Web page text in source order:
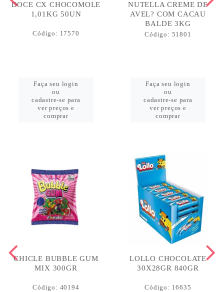
DOCE CX CHOCOMOLE
1,01KG 50UN
Código: 17570
Faça seu login
ou
cadastre-se para
ver preços e
comprar
NUTELLA CREME DE
AVEL? COM CACAU
BALDE 3KG
Código: 51801
Faça seu login
ou
cadastre-se para
ver preços e
comprar
CHICLE BUBBLE GUM
MIX 300GR
Código: 40194
LOLLO CHOCOLATE
30X28GR 840GR
Código: 16635